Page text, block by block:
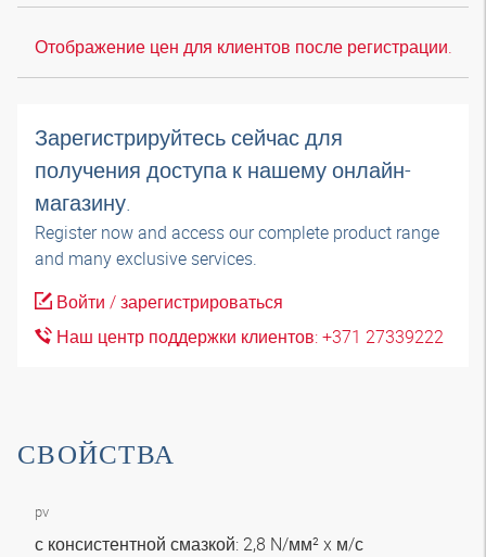
Отображение цен для клиентов после регистрации.
Зарегистрируйтесь сейчас для
получения доступа к нашему онлайн-
магазину.
Register now and access our complete product range
and many exclusive services.
Войти / зарегистрироваться
Наш центр поддержки клиентов: +371 27339222
СВОЙСТВА
pv
с консистентной смазкой: 2,8 N/мм² x м/с